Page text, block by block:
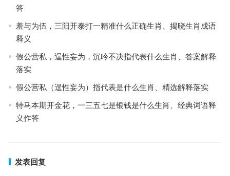
答
羞与为伍，三阳开泰打一精准什么正确生肖、揭晓生肖成语
释义
假公营私，逞性妄为，沉吟不决指代表什么生肖、答案解释
落实
假公营私（逞性妄为）指代表是什么生肖、精选解释落实
特马本期开金花，一三五七是银钱是什么生肖、经典词语释
义作答
发表回复